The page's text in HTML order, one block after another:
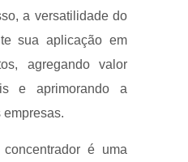
a versatilidade do
sua aplicação em
agregando valor
e aprimorando a
é uma